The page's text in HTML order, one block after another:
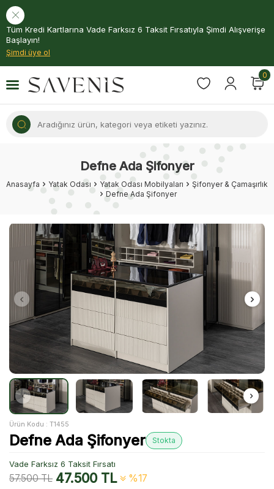
Tüm Kredi Kartlarına Vade Farksız 6 Taksit Fırsatıyla Şimdi Alışverişe
Başlayın!
Şimdi üye ol
0
Defne Ada Şifonyer
Anasayfa Yatak Odası Yatak Odası Mobilyaları
Şifonyer & Çamaşırlık
Defne Ada Şifonyer
Ürün Kodu : T1455
Defne Ada Şifonyer Stokta
Vade Farksız 6 Taksit Fırsatı
57.500TL 47.500TL %17